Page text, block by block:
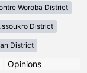
Woroba District
District
District
| Opinions